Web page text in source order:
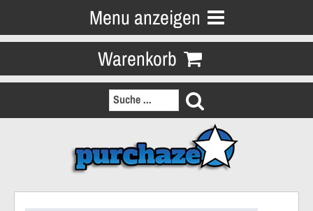
Menu anzeigen
Warenkorb